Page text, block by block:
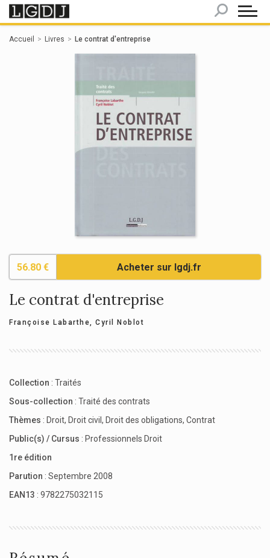
Accueil Livres Le contrat d'entreprise
56.80 € Acheter sur lgdj.fr
Le contrat d'entreprise
Françoise Labarthe, Cyril Noblot
Collection : Traités
Sous-collection : Traité des contrats
Thèmes : Droit, Droit civil , Droit des obligations, Contrat
Public(s) / Cursus : Professionnels Droit
1re édition
Parution : Septembre 2008
EAN13 : 9782275032115
Panneau de gestion des cookies